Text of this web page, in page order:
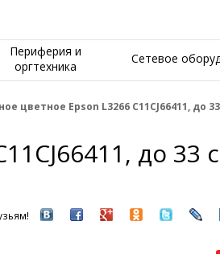
Периферия и
оргтехника
Сетевое
цветное Epson L3266 C11CJ66411, до
до 33